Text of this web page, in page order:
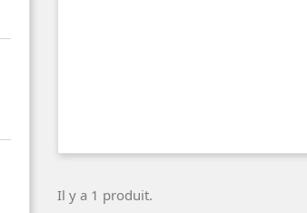
Il y a 1 produit.